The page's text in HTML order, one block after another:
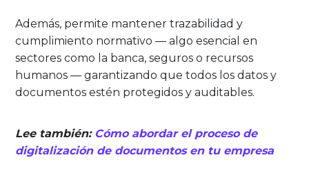
Además, permite mantener trazabilidad y
cumplimiento normativo — algo esencial en
sectores como la banca, seguros o recursos
humanos — garantizando que todos los datos y
documentos estén protegidos y auditables.
Lee también: Cómo abordar el proceso de
digitalización de documentos en tu empresa